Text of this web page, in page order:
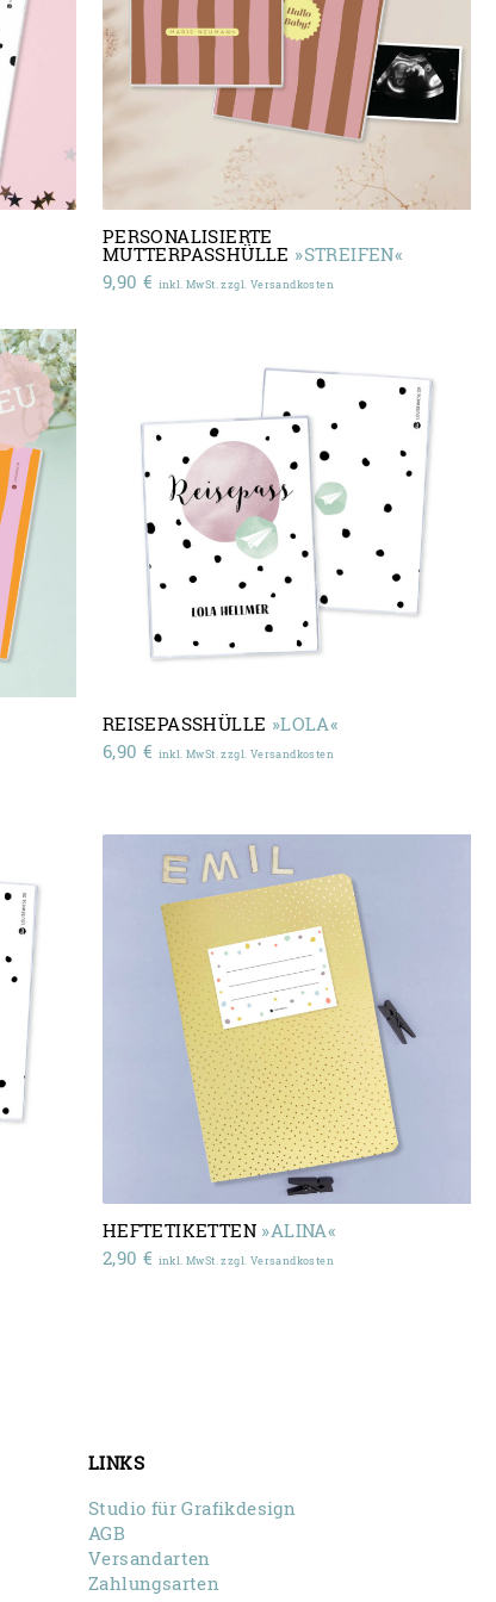
PERSONALISIERTE
MUTTERPASSHÜLLE »STREIFEN«
9,90 € inkl. MwSt. zzgl. Versandkosten
REISEPASSHÜLLE »LOLA«
6,90 € inkl. MwSt. zzgl. Versandkosten
HEFTETIKETTEN »ALINA«
2,90 € inkl. MwSt. zzgl. Versandkosten
LINKS
Studio für Grafikdesign
AGB
Versandarten
Zahlungsarten